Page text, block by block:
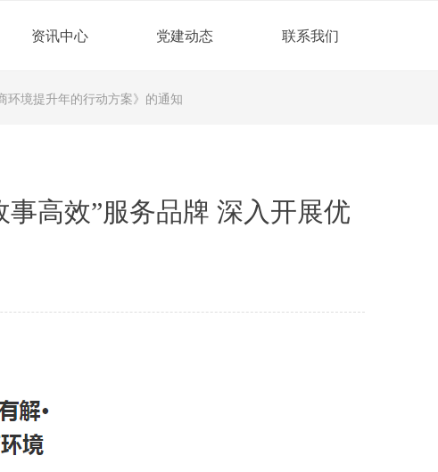
资讯中心 党建动态 联系我们
高效”服务品牌 深入开展优
环境提升年的行动方案》的通知